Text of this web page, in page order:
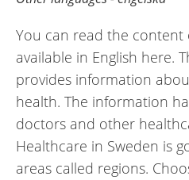
You can read the content
available in English here.
provides information
health. The information
doctors and other
Healthcare in Sweden is
areas called regions.